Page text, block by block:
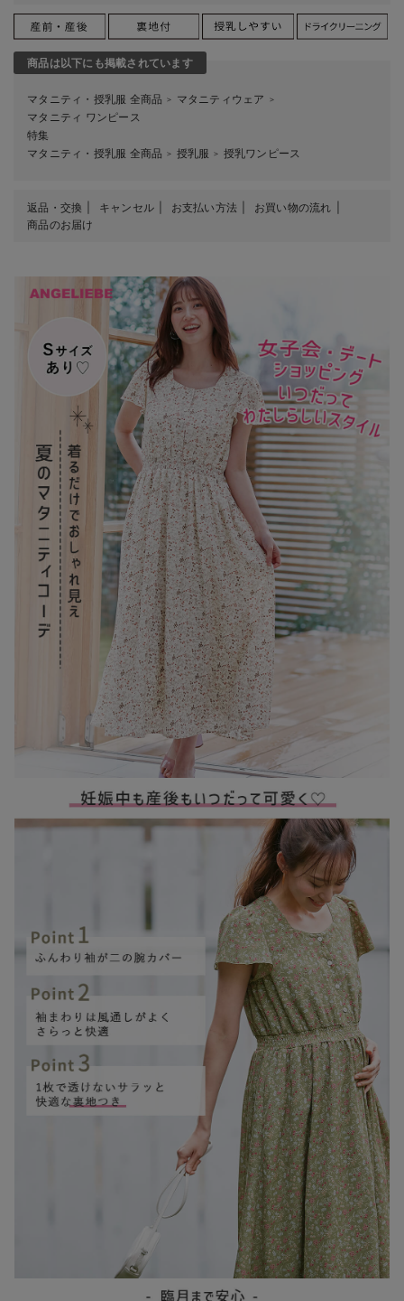
商品は以下にも掲載されています
マタニティ・授乳服 全商品 ＞ マタニティウェア ＞
マタニティ ワンピース
特集
マタニティ・授乳服 全商品 ＞ 授乳服 ＞ 授乳ワンピース
返品・交換 キャンセル お支払い方法
お買い物の流れ
商品のお届け